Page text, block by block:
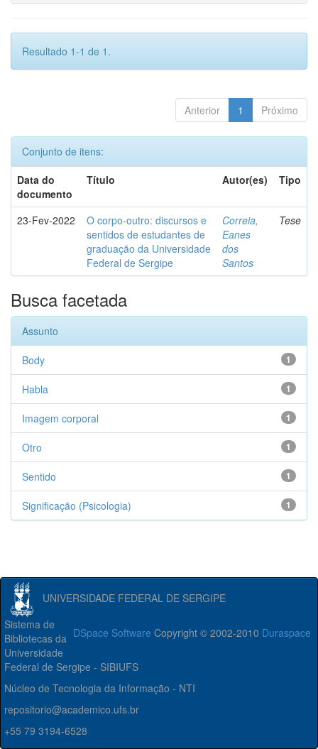
Resultado 1-1 de 1.
Anterior 1 Próximo
Conjunto de itens:
Data do
documento
Título Autor(es) Tipo
23-Fev-2022
O corpo-outro: discursos e
sentidos de estudantes de
graduação da Universidade
Federal de Sergipe
Correia,
Eanes
dos
Santos
Tese
Busca facetada
Assunto
1
Body
1
Habla
1
Imagem corporal
1
Otro
1
Sentido
1
Significação (Psicologia)
UNIVERSIDADE FEDERAL DE SERGIPE
DSpace Software Copyright © 2002-2010 Duraspace
Sistema de
Bibliotecas da
Universidade
Federal de Sergipe - SIBIUFS
Núcleo de Tecnologia da Informação - NTI
repositorio@academico.ufs.br
+55 79 3194-6528